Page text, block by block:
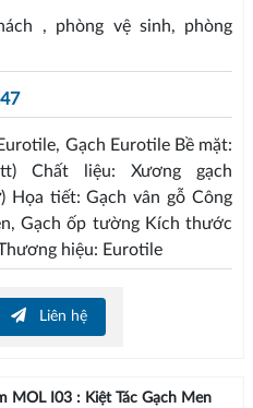
, phòng vệ sinh, phòng
Gạch Eurotile Bề mặt:
Chất liệu: Xương gạch
Họa tiết: Gạch vân gỗ Công
Gạch ốp tường Kích thước
hiệu: Eurotile
Liên hệ
MOL I03 : Kiệt Tác Gạch Men